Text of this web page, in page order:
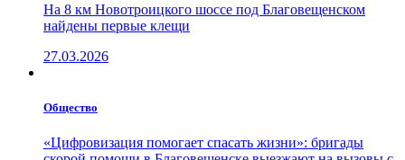
На 8 км Новотроицкого шоссе под Благовещенском
найдены первые клещи
27.03.2026
Общество
«Цифровизация помогает спасать жизни»: бригады